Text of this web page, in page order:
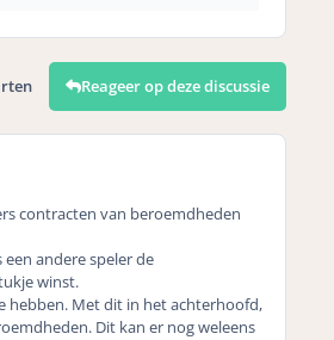
Reageer op deze discussie
contracten van beroemdheden
andere speler de
winst.
hebben. Met dit in het achterhoofd,
Dit kan er nog weleens